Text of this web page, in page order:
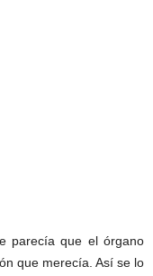
parecía que el órgano
que merecía. Así se lo